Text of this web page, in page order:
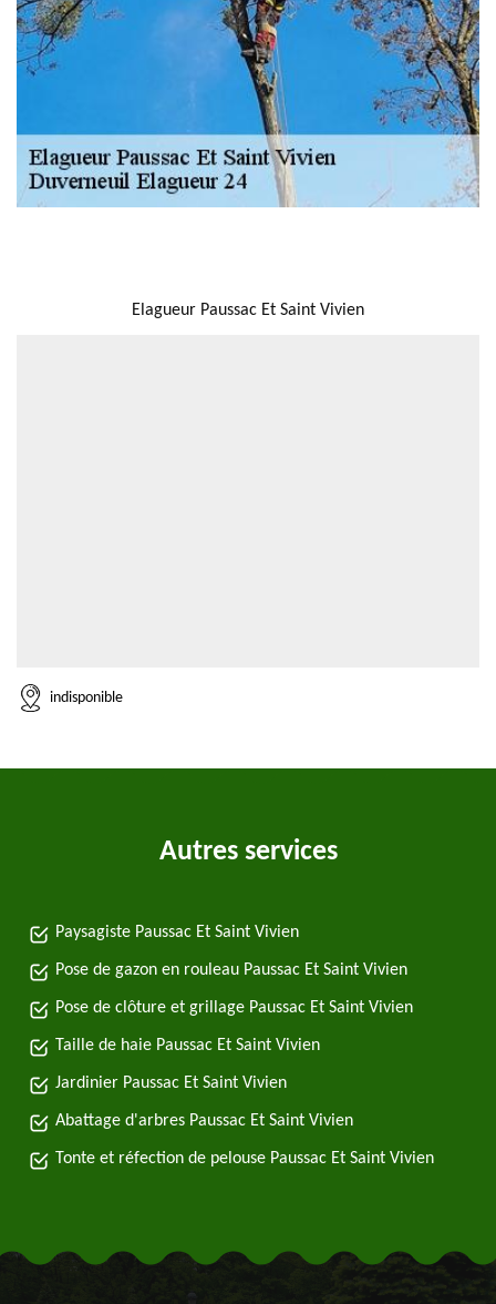
Elagueur Paussac Et Saint Vivien
indisponible
Autres services
Paysagiste Paussac Et Saint Vivien
Pose de gazon en rouleau Paussac Et Saint Vivien
Pose de clôture et grillage Paussac Et Saint Vivien
Taille de haie Paussac Et Saint Vivien
Jardinier Paussac Et Saint Vivien
Abattage d'arbres Paussac Et Saint Vivien
Tonte et réfection de pelouse Paussac Et Saint Vivien